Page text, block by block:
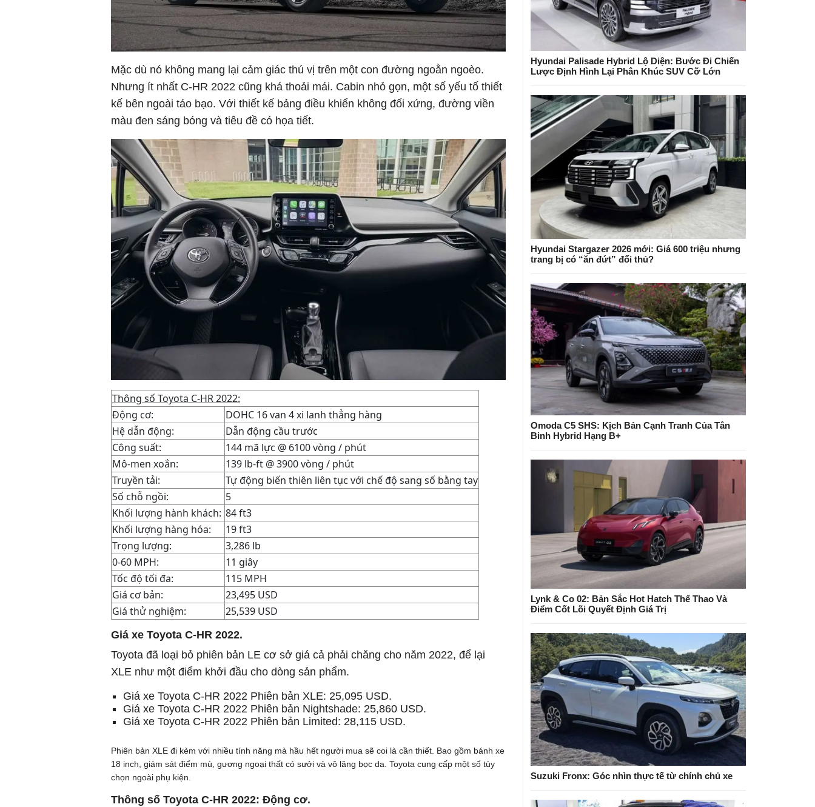
Mặc dù nó không mang lại cảm giác thú vị trên một con đường ngoằn ngoèo.
Nhưng ít nhất C-HR 2022 cũng khá thoải mái. Cabin nhỏ gọn, một số yếu tố thiết
kế bên ngoài táo bạo. Với thiết kế bảng điều khiển không đối xứng, đường viền
màu đen sáng bóng và tiêu đề có họa tiết.
Thông số Toyota C-HR 2022:
Động cơ:
DOHC 16 van 4 xi lanh thẳng hàng
Hệ dẫn động:
Dẫn động cầu trước
Công suất:
144 mã lực @ 6100 vòng / phút
Mô-men xoắn:
139 lb-ft @ 3900 vòng / phút
Truyền tải:
Tự động biến thiên liên tục với chế độ sang số bằng tay
Số chỗ ngồi:
5
Khối lượng hành khách: 84 ft3
Khối lượng hàng hóa:
19 ft3
Trọng lượng:
3,286 lb
0-60 MPH:
11 giây
Tốc độ tối đa:
115 MPH
Giá cơ bản:
23,495 USD
Giá thử nghiệm:
25,539 USD
Giá xe Toyota C-HR 2022.
Toyota đã loại bỏ phiên bản LE cơ sở giá cả phải chăng cho năm 2022, để lại
XLE như một điểm khởi đầu cho dòng sản phẩm.
Giá xe Toyota C-HR 2022 Phiên bản XLE: 25,095 USD.
Giá xe Toyota C-HR 2022 Phiên bản Nightshade: 25,860 USD.
Giá xe Toyota C-HR 2022 Phiên bản Limited: 28,115 USD.
Phiên bản XLE đi kèm với nhiều tính năng mà hầu hết người mua sẽ coi là cần thiết. Bao gồm bánh xe
18 inch, giám sát điểm mù, gương ngoại thất có sưởi và vô lăng bọc da. Toyota cung cấp một số tùy
chọn ngoài phụ kiện.
Thông số Toyota C-HR 2022: Động cơ.
Hyundai Palisade Hybrid Lộ Diện: Bước Đi Chiến
Lược Định Hình Lại Phân Khúc SUV Cỡ Lớn
Hyundai Stargazer 2026 mới: Giá 600 triệu nhưng
trang bị có “ăn đứt” đối thủ?
Omoda C5 SHS: Kịch Bản Cạnh Tranh Của Tân
Binh Hybrid Hạng B+
Lynk & Co 02: Bản Sắc Hot Hatch Thể Thao Và
Điểm Cốt Lõi Quyết Định Giá Trị
Suzuki Fronx: Góc nhìn thực tế từ chính chủ xe